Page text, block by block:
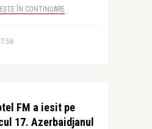
ÎN CONTINUARE
FM a iesit pe
17. Azerbaidjanul